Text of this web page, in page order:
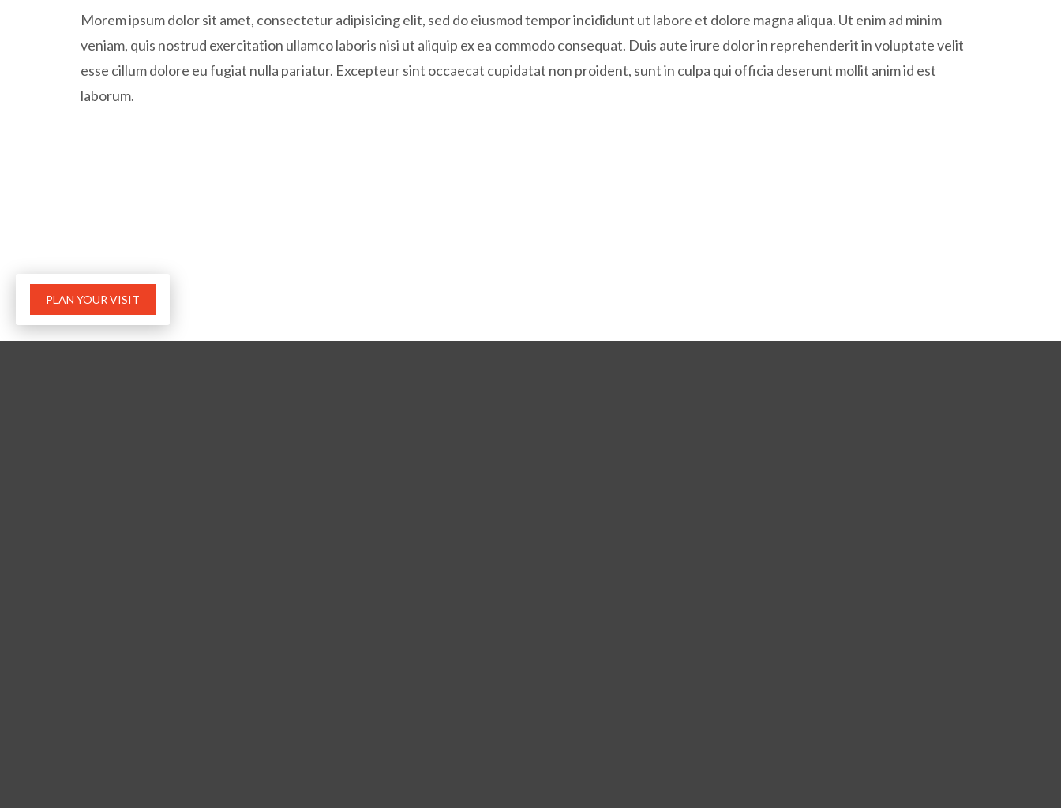
Morem ipsum dolor sit amet, consectetur adipisicing elit, sed do eiusmod tempor incididunt ut labore et dolore magna aliqua. Ut enim ad minim
veniam, quis nostrud exercitation ullamco laboris nisi ut aliquip ex ea commodo consequat. Duis aute irure dolor in reprehenderit in voluptate velit
esse cillum dolore eu fugiat nulla pariatur. Excepteur sint occaecat cupidatat non proident, sunt in culpa qui officia deserunt mollit anim id est
laborum.
PLAN YOUR VISIT